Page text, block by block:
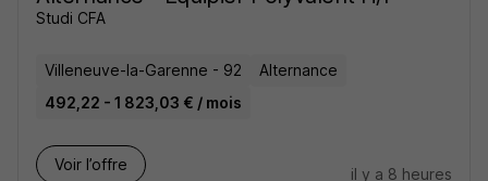
Studi CFA
Villeneuve-la-Garenne - 92
Alternance
492,22 - 1 823,03 € / mois
Voir l’offre
il y a 8 heures